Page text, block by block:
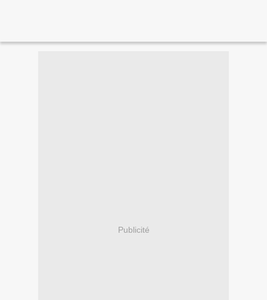
Publicité